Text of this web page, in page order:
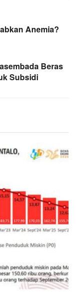
Anemia?
Beras
Subsidi